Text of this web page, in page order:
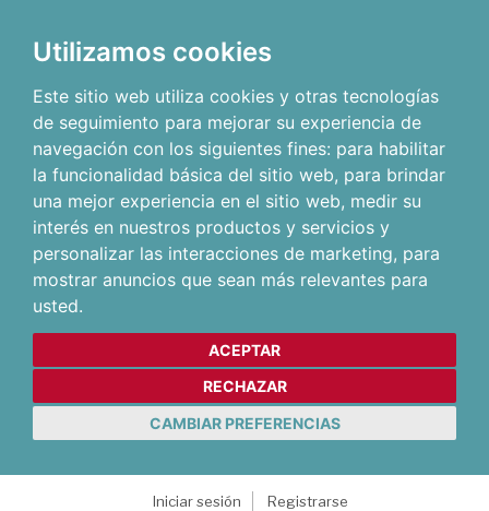
Utilizamos cookies
Este sitio web utiliza cookies y otras tecnologías
de seguimiento para mejorar su experiencia de
navegación con los siguientes fines: para habilitar
la funcionalidad básica del sitio web, para brindar
una mejor experiencia en el sitio web, medir su
interés en nuestros productos y servicios y
personalizar las interacciones de marketing, para
mostrar anuncios que sean más relevantes para
usted.
ACEPTAR
RECHAZAR
CAMBIAR PREFERENCIAS
Iniciar sesión
Registrarse